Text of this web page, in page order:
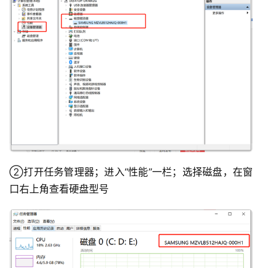
②打开任务管理器；进入“性能”一栏；选择磁盘，在窗
口右上角查看硬盘型号